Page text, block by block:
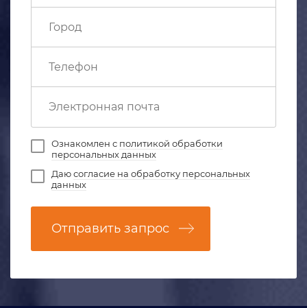
Ознакомлен с политикой обработки
персональных данных
Даюсогласие на обработку персональных
данных
Отправить запрос